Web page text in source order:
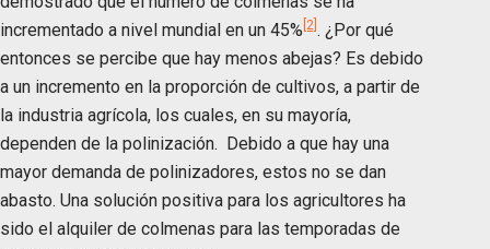
incrementado a nivel mundial en un 45% [2] . ¿Por qué
entonces se percibe que hay menos abejas? Es debido
a un incremento en la proporción de cultivos, a partir de
la industria agrícola, los cuales, en su mayoría,
dependen de la polinización. Debido a que hay una
mayor demanda de polinizadores, estos no se dan
abasto. Una solución positiva para los agricultores ha
sido el alquiler de colmenas para las temporadas de